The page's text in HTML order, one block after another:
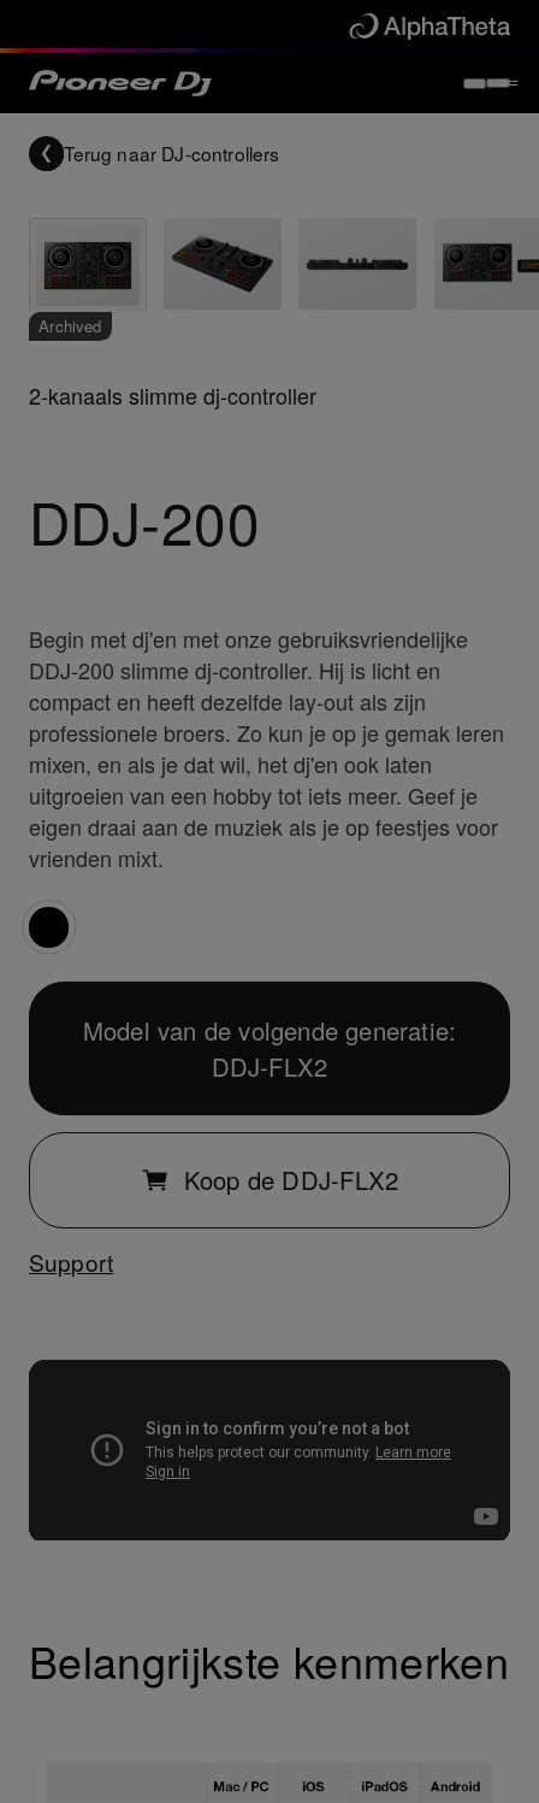
Terug naar DJ-controllers
Archived
2-kanaals slimme dj-controller
DDJ-200
Begin met dj'en met onze gebruiksvriendelijke
DDJ-200 slimme dj-controller. Hij is licht en
compact en heeft dezelfde lay-out als zijn
professionele broers. Zo kun je op je gemak leren
mixen, en als je dat wil, het dj'en ook laten
uitgroeien van een hobby tot iets meer. Geef je
eigen draai aan de muziek als je op feestjes voor
vrienden mixt.
Model van de volgende generatie:
DDJ-FLX2
Koop de DDJ-FLX2
Support
Belangrijkste kenmerken